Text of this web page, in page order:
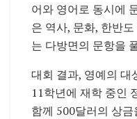
어와 영어로 동시에
은 역사, 문화, 한반
는 다방면의 문항을
대회 결과, 영예의 대
11학년에 재학 중인
함께 500달러의 상